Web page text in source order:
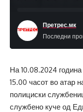
Последни
Претрес.мк
На 10.08.2024
15.00 часот во атар
полициски
службено куче од